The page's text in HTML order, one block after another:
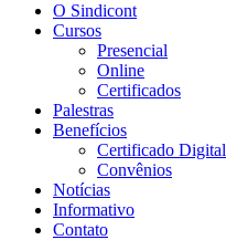
O Sindicont
Cursos
Presencial
Online
Certificados
Palestras
Benefícios
Certificado Digital
Convênios
Notícias
Informativo
Contato